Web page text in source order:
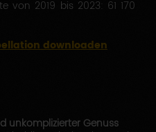
von 2019 bis 2023: 61 170
downloaden
unkomplizierter Genuss